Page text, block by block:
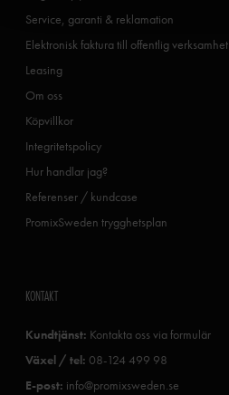
Service, garanti & reklamation
Elektronisk faktura till offentlig verksamhet
Leasing
Om oss
Köpvillkor
Integritetspolicy
Hur handlar jag?
Referenser / kundcase
PromixSweden trygghetsplan
KONTAKT
Kundtjänst: Kontakta oss via formulär
Växel / tel: 08-124 499 98
E-post: info@promixsweden.se